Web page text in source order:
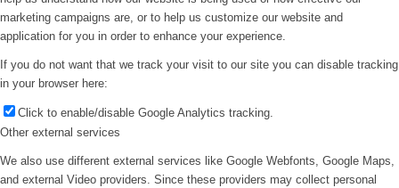
marketing campaigns are, or to help us customize our website and
application for you in order to enhance your experience.
If you do not want that we track your visit to our site you can disable tracking
in your browser here:
Click to enable/disable Google Analytics tracking.
Other external services
We also use different external services like Google Webfonts, Google Maps,
and external Video providers. Since these providers may collect personal